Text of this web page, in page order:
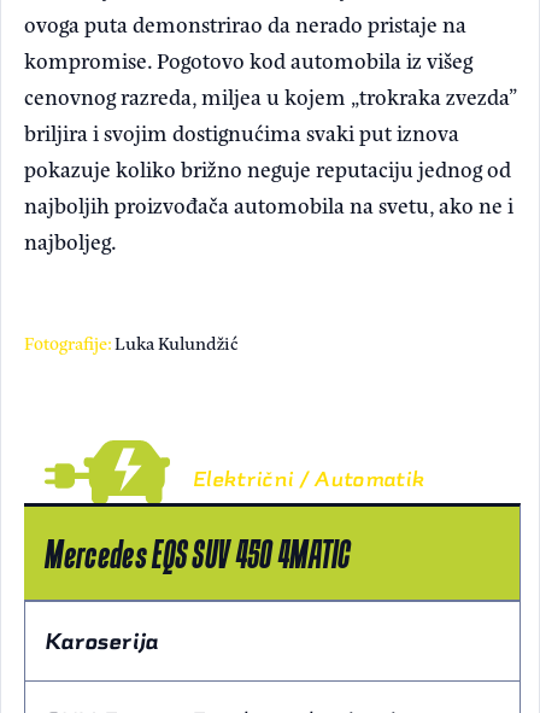
ovoga puta demonstrirao da nerado pristaje na
kompromise. Pogotovo kod automobila iz višeg
cenovnog razreda, miljea u kojem „trokraka zvezda”
briljira i svojim dostignućima svaki put iznova
pokazuje koliko brižno neguje reputaciju jednog od
najboljih proizvođača automobila na svetu, ako ne i
najboljeg.
Fotografije:Luka Kulundžić
Električni / Automatik
Mercedes EQS SUV 450 4MATIC
Karoserija